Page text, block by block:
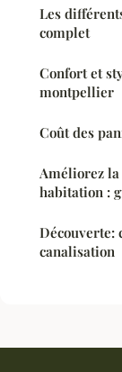
Les
complet
Confort et
montpellier
Coût des
Améliorez
habitation :
Découverte:
canalisation